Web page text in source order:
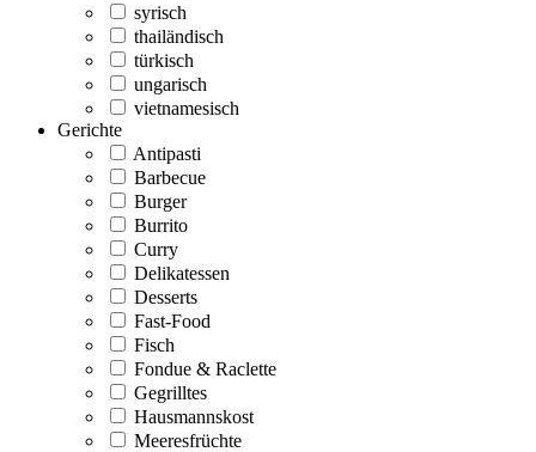
syrisch
thailändisch
türkisch
ungarisch
vietnamesisch
Gerichte
Antipasti
Barbecue
Burger
Burrito
Curry
Delikatessen
Desserts
Fast-Food
Fisch
Fondue & Raclette
Gegrilltes
Hausmannskost
Meeresfrüchte